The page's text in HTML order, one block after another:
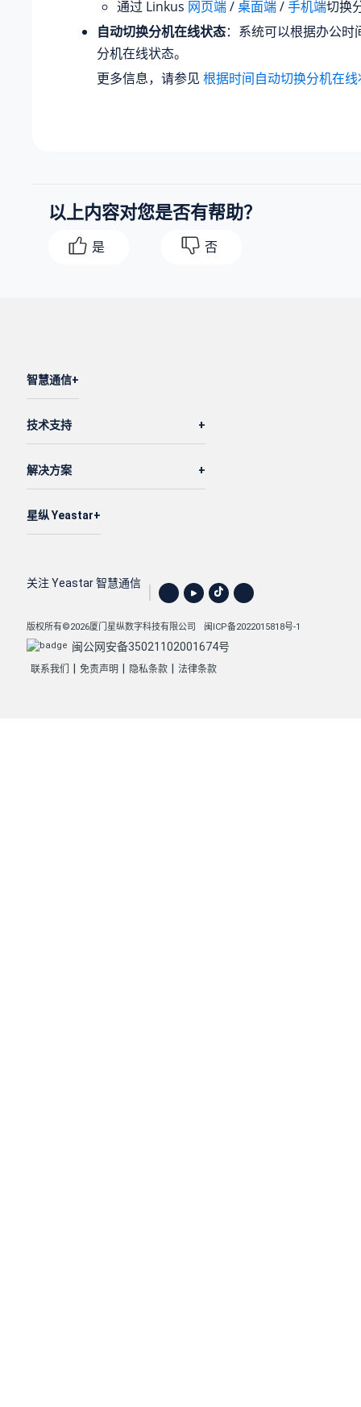
通过 Linkus 网页端/桌面端/手机端切换
自动切换分机在线状态：系统可以根据办公时
分机在线状态。
更多信息，请参见 根据时间自动切换分机在
以上内容对您是否有帮助？
是 否
智慧通信
技术支持
解决方案
星纵 Yeastar
关注 Yeastar 智慧通信
版权所有©2026厦门星纵数字科技有限公司 闽ICP备2022015818号-1
闽公网安备35021102001674号
联系我们 免责声明 隐私条款 法律条款